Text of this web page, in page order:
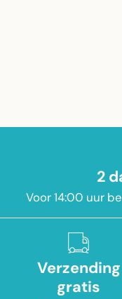
2
Voor 14:00 uur
Verzending
gratis